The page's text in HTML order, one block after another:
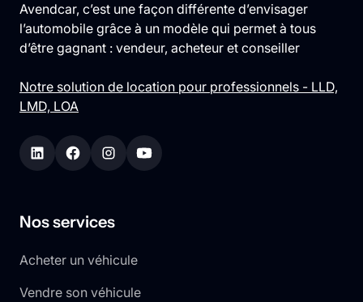
Avendcar, c’est une façon différente d’envisager
l’automobile grâce à un modèle qui permet à tous
d’être gagnant : vendeur, acheteur et conseiller
Notre solution de location pour professionnels - LLD,
LMD, LOA
Nos services
Acheter un véhicule
Vendre son véhicule